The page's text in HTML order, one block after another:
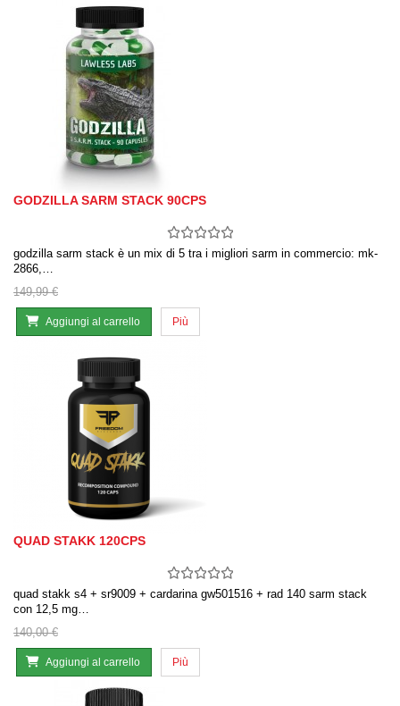
GODZILLA SARM STACK 90CPS
godzilla sarm stack è un mix di 5 tra i migliori sarm in commercio: mk-
2866,…
149,99 €
Aggiungi al carrello Più
QUAD STAKK 120CPS
quad stakk s4 + sr9009 + cardarina gw501516 + rad 140 sarm stack
con 12,5 mg…
140,00 €
Aggiungi al carrello Più